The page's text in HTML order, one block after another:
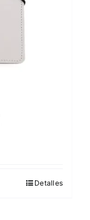
Detalles